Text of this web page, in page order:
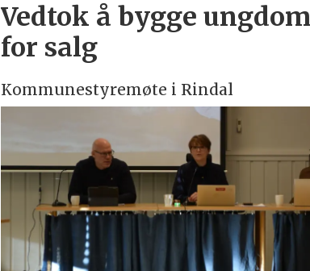
Vedtok å bygge
for salg
Kommunestyremøte i Rindal